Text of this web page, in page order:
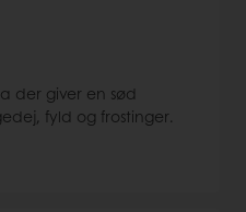
der giver en sød
fyld og frostinger.